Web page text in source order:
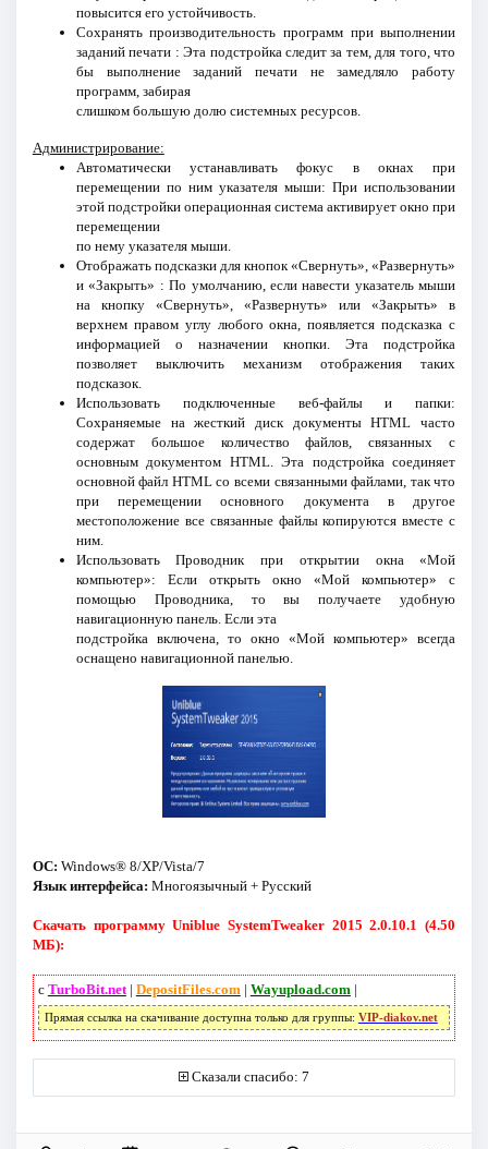
повысится его устойчивость.
Сохранять производительность программ при выполнении
заданий печати : Эта подстройка следит за тем, для того, что
бы выполнение заданий печати не замедляло работу
программ, забирая
слишком большую долю системных ресурсов.
Администрирование:
Автоматически устанавливать фокус в окнах при
перемещении по ним указателя мыши: При использовании
этой подстройки операционная система активирует окно при
перемещении
по нему указателя мыши.
Отображать подсказки для кнопок «Свернуть», «Развернуть»
и «Закрыть» : По умолчанию, если навести указатель мыши
на кнопку «Свернуть», «Развернуть» или «Закрыть» в
верхнем правом углу любого окна, появляется подсказка с
информацией о назначении кнопки. Эта подстройка
позволяет выключить механизм отображения таких
подсказок.
Использовать подключенные веб-файлы и папки:
Сохраняемые на жесткий диск документы HTML часто
содержат большое количество файлов, связанных с
основным документом HTML. Эта подстройка соединяет
основной файл HTML со всеми связанными файлами, так что
при перемещении основного документа в другое
местоположение все связанные файлы копируются вместе с
ним.
Использовать Проводник при открытии окна «Мой
компьютер»: Если открыть окно «Мой компьютер» с
помощью Проводника, то вы получаете удобную
навигационную панель. Если эта
подстройка включена, то окно «Мой компьютер» всегда
оснащено навигационной панелью.
ОС: Windows® 8/XP/Vista/7
Язык интерфейса: Многоязычный + Русский
Скачать программу Uniblue SystemTweaker 2015 2.0.10.1 (4.50
МБ):
с TurboBit.net| DepositFiles.com | Wayupload.com |
Прямая ссылка на скачивание доступна только для группы: VIP-diakov.net
Сказали спасибо: 7